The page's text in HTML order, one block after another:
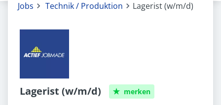
Jobs Technik / Produktion Lagerist (w/m/d)
Lagerist (w/m/d) merken